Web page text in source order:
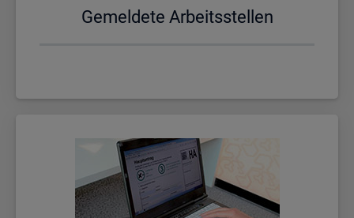
Ge­mel­de­te Ar­beits­stel­len